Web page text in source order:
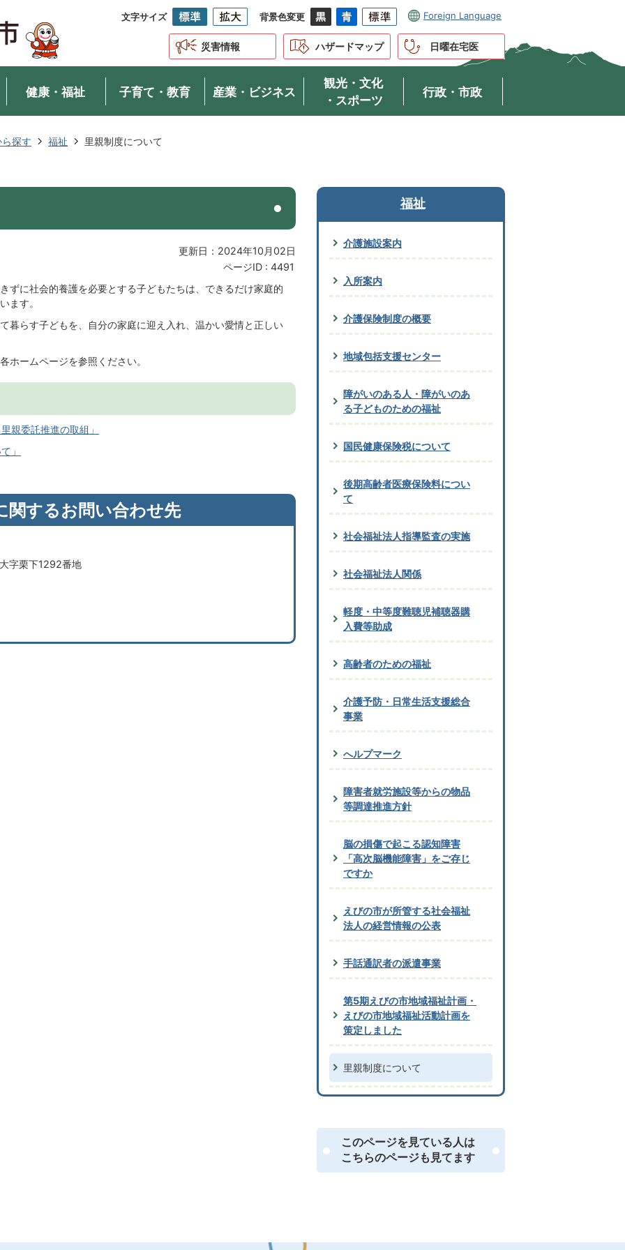
文字サイズ 背景色変更 Foreign Language
災害情報 ハザードマップ 日曜在宅医
健康・福祉 子育て・教育 産業・ビジネス
観光・文化
・スポーツ
行政・市政
探す 福祉
里親制度について
更新日：2024年10月02日
ページID : 4491
ずに社会的養護を必要とする子どもたちは、できるだけ家庭的
ます。
暮らす子どもを、自分の家庭に迎え入れ、温かい愛情と正しい
ホームページを参照ください。
親委託推進の取組」
」
関するお問い合わせ先
字栗下1292番地
福祉
介護施設案内
入所案内
介護保険制度の概要
地域包括支援センター
障がいのある人・障がいのあ
る子どものための福祉
国民健康保険税について
後期高齢者医療保険料につい
て
社会福祉法人指導監査の実施
社会福祉法人関係
軽度・中等度難聴児補聴器購
入費等助成
高齢者のための福祉
介護予防・日常生活支援総合
事業
へルプマーク
障害者就労施設等からの物品
等調達推進方針
脳の損傷で起こる認知障害
「高次脳機能障害」をご存じ
ですか
えびの市が所管する社会福祉
法人の経営情報の公表
手話通訳者の派遣事業
第5期えびの市地域福祉計画・
えびの市地域福祉活動計画を
策定しました
里親制度について
このページを見ている人は
こちらのページも見てます